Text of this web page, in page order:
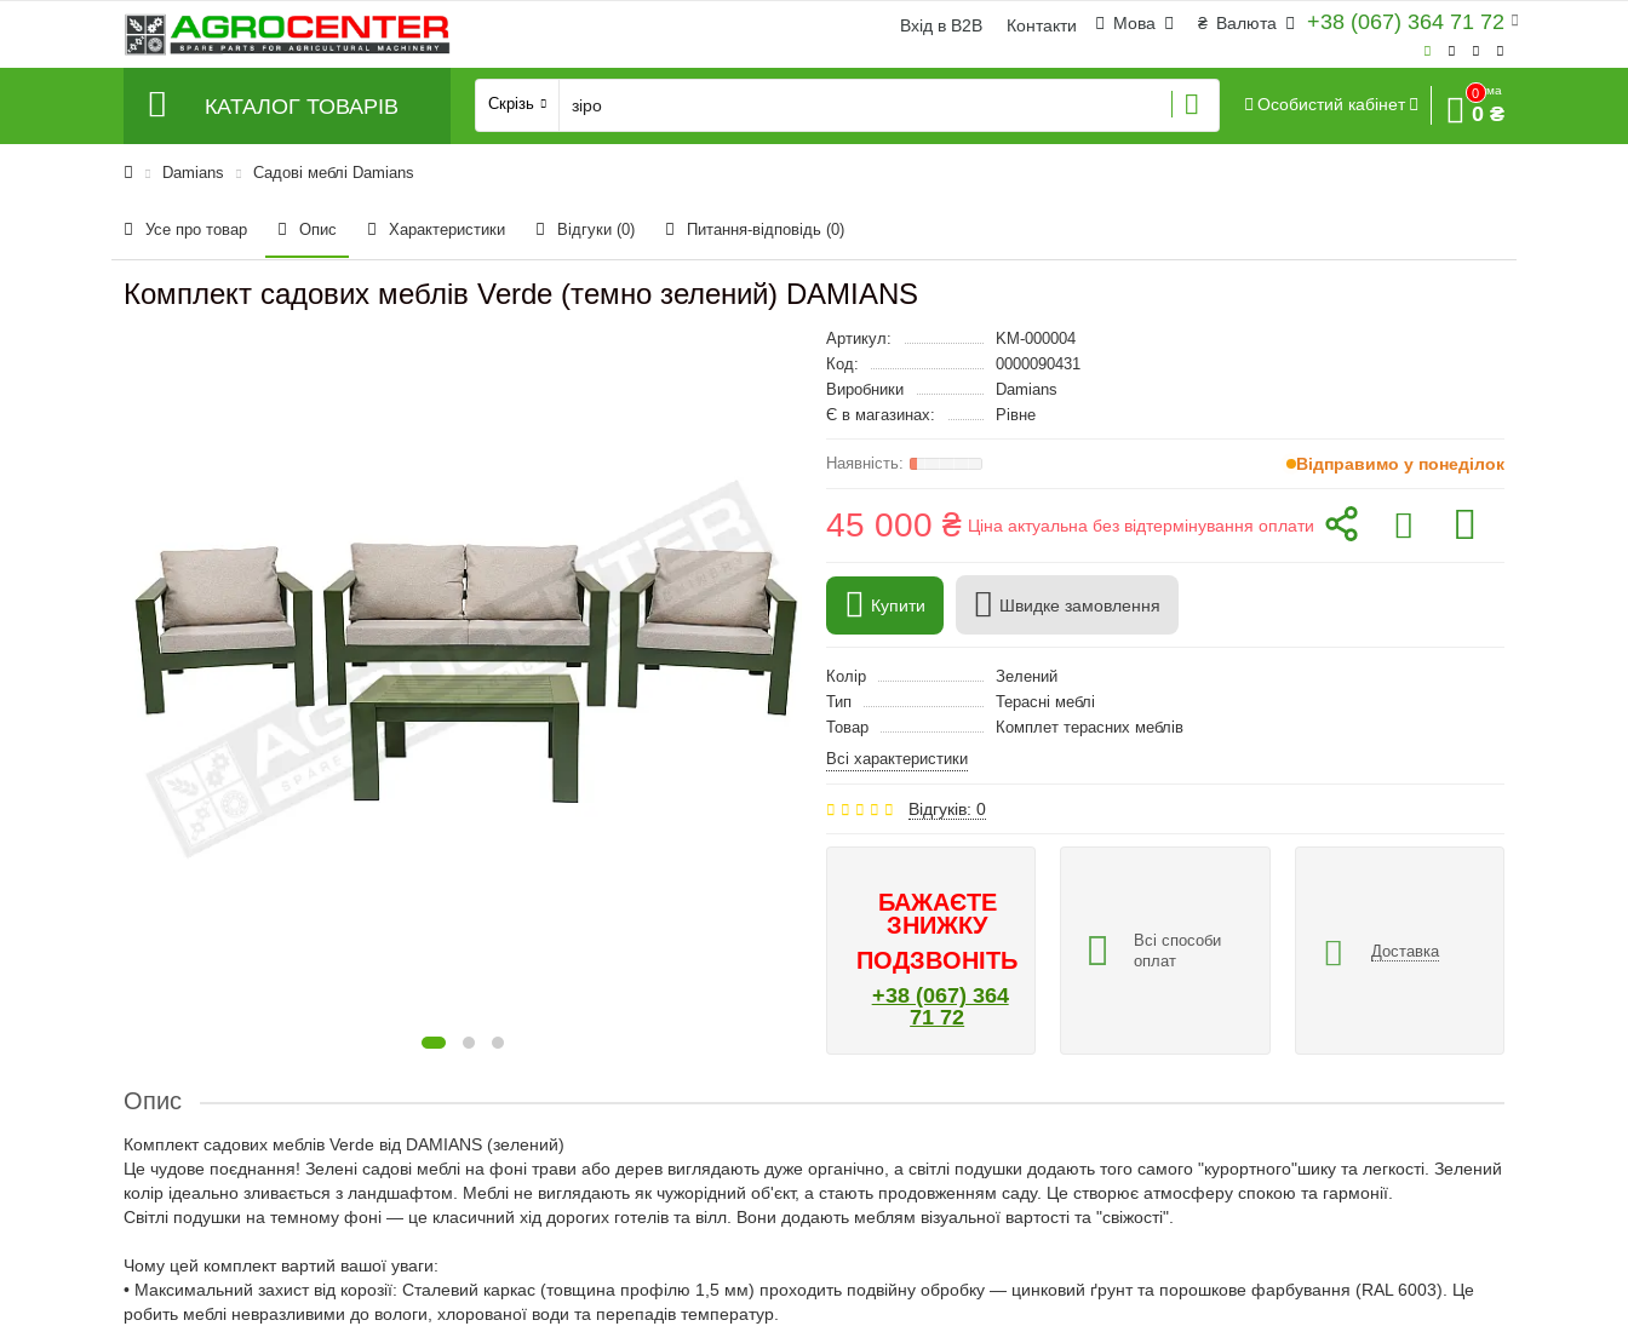
+38 (067) 364 71 72
₴ Валюта
Мова
Вхід в B2B Контакти
КАТАЛОГ ТОВАРІВ Скрізь Особистий кабінет
0
Сума
0 ₴
Damians Садові меблі Damians
Усе про товар Опис Характеристики Відгуки (0) Питання-відповідь (0)
Комплект садових меблів Verde (темно зелений) DAMIANS
Артикул:
KM-000004
Код:
0000090431
Виробники
Damians
Є в магазинах:
Рівне
Відправимо у понеділок
45 000 ₴ Ціна актуальна без відтермінування оплати
Купити Швидке замовлення
Колір
Зелений
Тип
Терасні меблі
Товар
Комплет терасних меблів
Всі характеристики
Відгуків: 0
БАЖАЄТЕ
ЗНИЖКУ
ПОДЗВОНІТЬ
+38 (067) 364
71 72
Всі способи
оплат
Доставка
Опис
Комплект садових меблів Verde від DAMIANS (зелений)
Це чудове поєднання! Зелені садові меблі на фоні трави або дерев виглядають дуже органічно, а світлі подушки додають того самого "курортного"шику та легкості. Зелений
колір ідеально зливається з ландшафтом. Меблі не виглядають як чужорідний об'єкт, а стають продовженням саду. Це створює атмосферу спокою та гармонії.
Світлі подушки на темному фоні — це класичний хід дорогих готелів та вілл. Вони додають меблям візуальної вартості та "свіжості".
Чому цей комплект вартий вашої уваги:
• Максимальний захист від корозії: Сталевий каркас (товщина профілю 1,5 мм) проходить подвійну обробку — цинковий ґрунт та порошкове фарбування (RAL 6003). Це
робить меблі невразливими до вологи, хлорованої води та перепадів температур.